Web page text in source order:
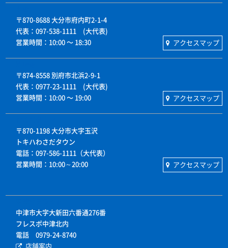
〒870-8688 大分市府内町2-1-4
代表：097-538-1111 (大代表)
営業時間：10:00 〜 18:30
アクセスマップ
〒874-8558 別府市北浜2-9-1
代表：0977-23-1111 (大代表)
営業時間：10:00 〜 19:00
アクセスマップ
〒870-1198 大分市大字玉沢
トキハわさだタウン
電話：097-586-1111（大代表）
営業時間：10:00～20:00
アクセスマップ
中津市大字大新田六番通276番
フレスポ中津北内
電話 0979-24-8740
店舗案内